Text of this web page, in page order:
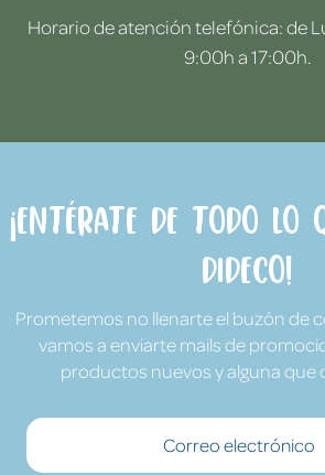
Horario de atención telefónica: de
9:00h a 17:00h.
¡Entérate de todo lo
Dideco!
Prometemos no llenarte el buzón de
vamos a enviarte mails de
productos nuevos y alguna que